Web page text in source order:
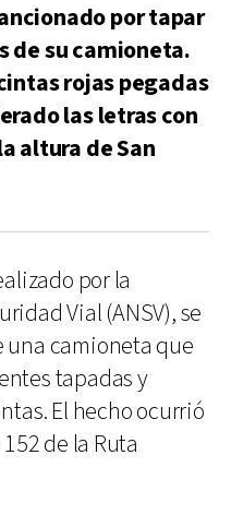
por tapar
de su camioneta.
rojas pegadas
las letras con
altura de San
por la
Vial (ANSV), se
una camioneta que
tapadas y
El hecho ocurrió
de la Ruta